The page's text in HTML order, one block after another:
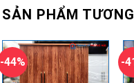
SẢN PHẨM
-44% -